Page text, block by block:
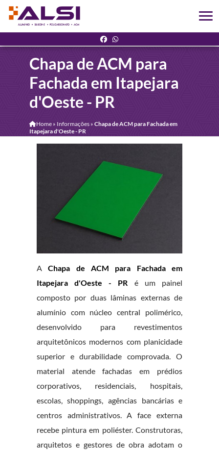
Chapa de ACM para
Fachada em Itapejara
d'Oeste - PR
Home» Informações » Chapa de ACM para Fachada em
Itapejara d'Oeste - PR
AChapa de ACM para Fachada em
Itapejara d'Oeste - PR é um painel
composto por duas lâminas externas de
alumínio com núcleo central polimérico,
desenvolvido para revestimentos
arquitetônicos modernos com planicidade
superior e durabilidade comprovada. O
material atende fachadas em prédios
corporativos, residenciais, hospitais,
escolas, shoppings, agências bancárias e
centros administrativos. A face externa
recebe pintura em poliéster. Construtoras,
arquitetos e gestores de obra adotam o